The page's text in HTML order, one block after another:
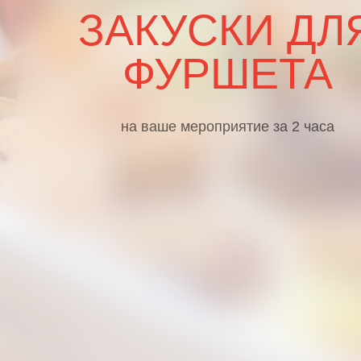
ЗАКУСКИ
ФУРШЕТА
на ваше мероприятие за 2 часа